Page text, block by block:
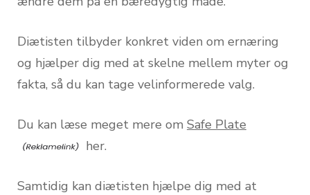
Diætisten tilbyder konkret viden om ernæring
og hjælper dig med at skelne mellem myter og
fakta, så du kan tage velinformerede valg.
Du kan læse meget mere om Safe Plate
her.
Samtidig kan diætisten hjælpe dig med at